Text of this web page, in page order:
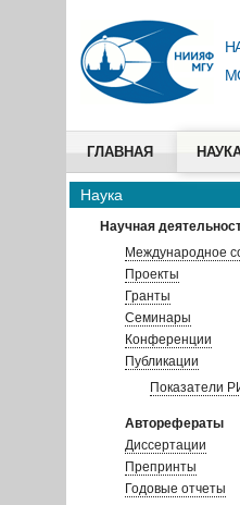
ГЛАВНАЯ
Наука
Научная
Международное
Проекты
Гранты
Семинары
Конференции
Публикации
Показатели
Авторефераты
Диссертации
Препринты
Годовые отчеты